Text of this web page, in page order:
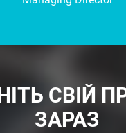
СВІЙ
ЗАРАЗ